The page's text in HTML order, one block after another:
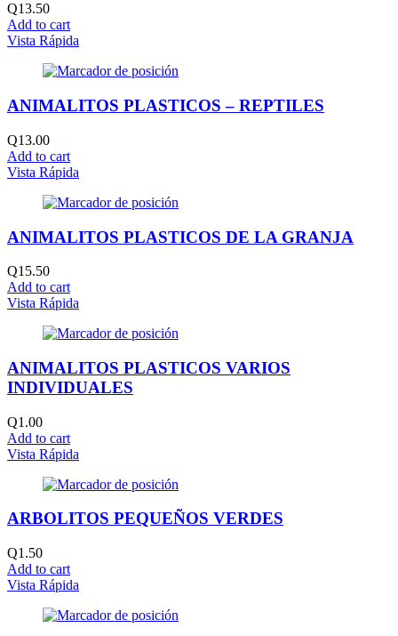
Q13.50
Add to cart
Vista Rápida
ANIMALITOS PLASTICOS – REPTILES
Q13.00
Add to cart
Vista Rápida
ANIMALITOS PLASTICOS DE LA GRANJA
Q15.50
Add to cart
Vista Rápida
ANIMALITOS PLASTICOS VARIOS
INDIVIDUALES
Q1.00
Add to cart
Vista Rápida
ARBOLITOS PEQUEÑOS VERDES
Q1.50
Add to cart
Vista Rápida